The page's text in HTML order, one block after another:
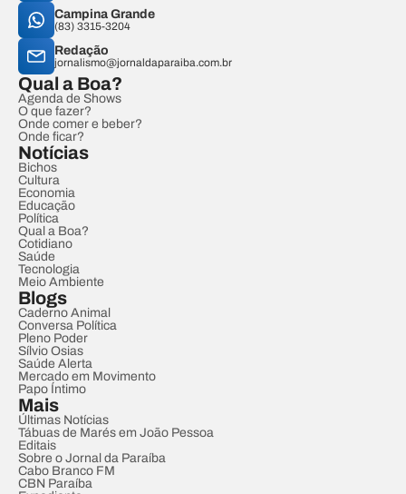
Campina Grande
(83) 3315-3204
Redação
jornalismo@jornaldaparaiba.com.br
Qual a Boa?
Agenda de Shows
O que fazer?
Onde comer e beber?
Onde ficar?
Notícias
Bichos
Cultura
Economia
Educação
Política
Qual a Boa?
Cotidiano
Saúde
Tecnologia
Meio Ambiente
Blogs
Caderno Animal
Conversa Política
Pleno Poder
Sílvio Osias
Saúde Alerta
Mercado em Movimento
Papo Íntimo
Mais
Últimas Notícias
Tábuas de Marés em João Pessoa
Editais
Sobre o Jornal da Paraíba
Cabo Branco FM
CBN Paraíba